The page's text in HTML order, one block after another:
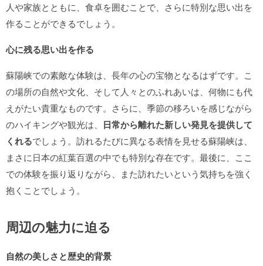
人や家族とともに、食卓を囲むことで、さらに特別な思い出を
作ることができるでしょう。
心に残る思い出を作る
蘇陽峡での素敵な体験は、長年の心の宝物となるはずです。こ
の場所の自然や文化、そして人々とのふれあいは、何物にも代
えがたい貴重なものです。さらに、季節の移ろいを感じながら
のハイキングや観光は、 日常から離れた新しい発見を提供して
くれるでしょう。訪れるたびに異なる表情を見せる蘇陽峡は、
まさに日本の紅葉百選の中でも特別な存在です。最後に、ここ
での体験を振り返りながら、また訪れたいという気持ちを強く
抱くことでしょう。
周辺の魅力に迫る
自然の美しさと歴史的背景